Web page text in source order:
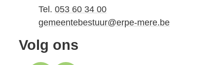
053 60 34 00
E-mailgemeentebestuur@erpe-mere.be
Volg ons